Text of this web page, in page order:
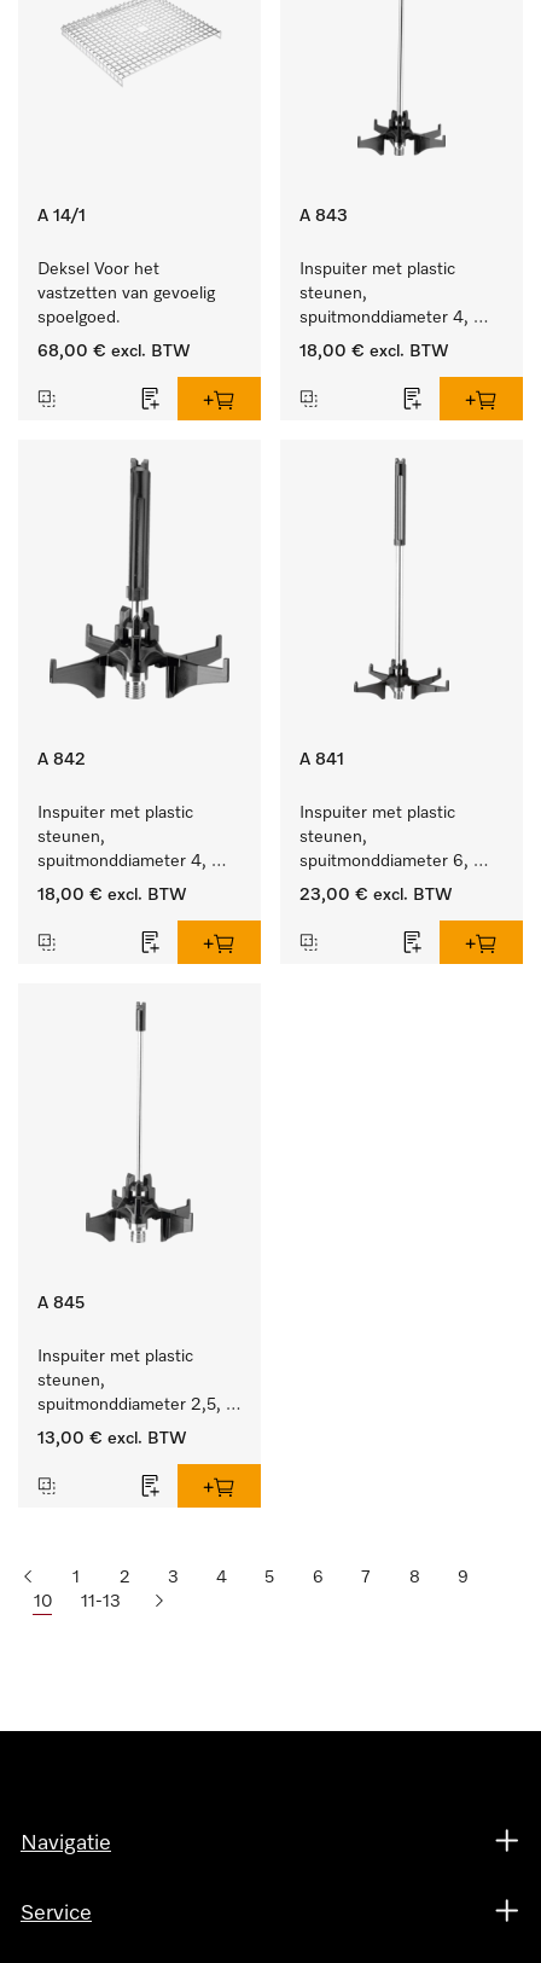
A 14/1
Deksel Voor het
vastzetten van gevoelig
spoelgoed.
68,00 € excl. BTW
A 843
Inspuiter met plastic
steunen,
spuitmonddiameter 4,
lengte 185 mm, 1 stuk
18,00 € excl. BTW
A 842
Inspuiter met plastic
steunen,
spuitmonddiameter 4,
lengte 90 mm, 1 stuk
18,00 € excl. BTW
A 841
Inspuiter met plastic
steunen,
spuitmonddiameter 6,
lengte 210 mm, 1 stuk
23,00 € excl. BTW
A 845
Inspuiter met plastic
steunen,
spuitmonddiameter 2,5,
lengte 125 mm, 1 stuk.
13,00 € excl. BTW
1 2 3 4 5 6 7 8
9
10
11-13
Navigatie
Service